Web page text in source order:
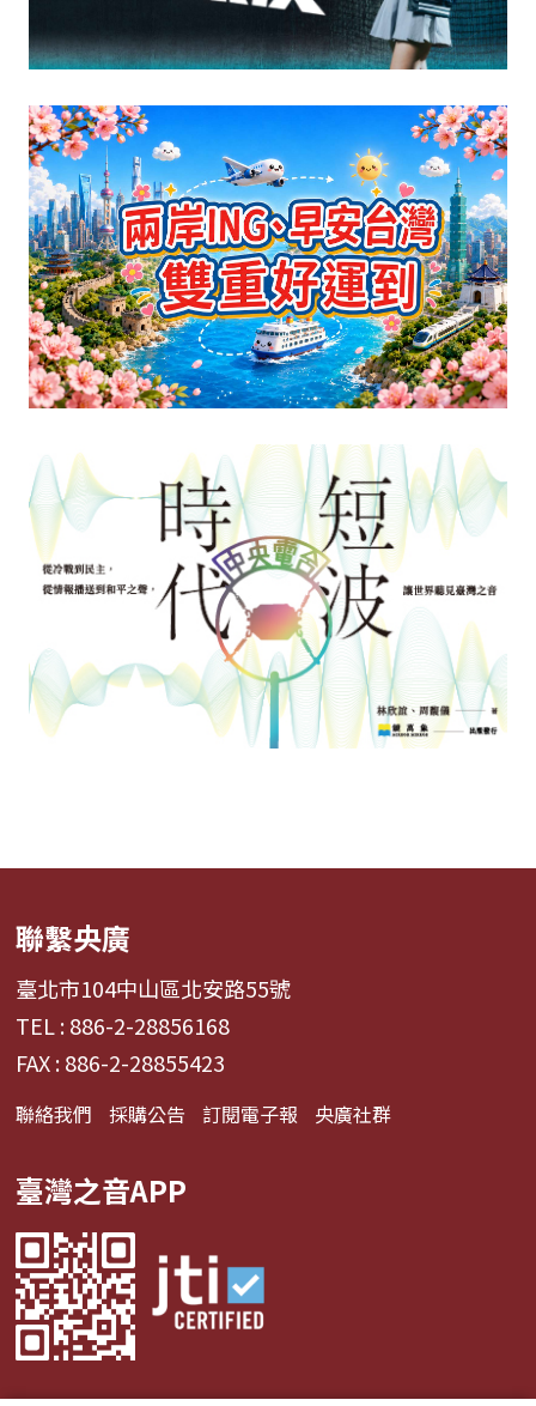
聯繫央廣
臺北市104中山區北安路55號
TEL : 886-2-28856168
FAX : 886-2-28855423
聯絡我們 採購公告 訂閱電子報 央廣社群
臺灣之音APP